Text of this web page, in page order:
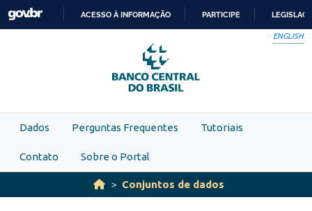
Skip to main content
PARA
O
CONTEÚDO
ACESSO À INFORMAÇÃO PARTICIPE
ENGLISH
Dados Perguntas Frequentes Tutoriais
Contato Sobre o Portal
Conjuntos de dados